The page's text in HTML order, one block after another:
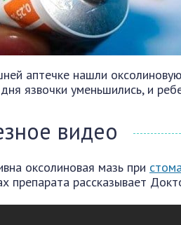
аптечке нашли
язвочки уменьшились, и
видео
оксолиновая мазь при
препарата рассказывает